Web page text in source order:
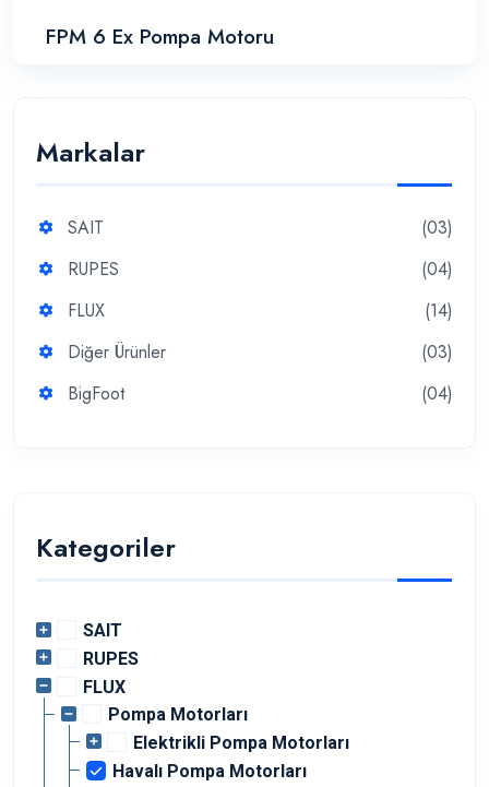
FPM 6 Ex Pompa Motoru
Markalar
SAIT
(03)
RUPES
(04)
FLUX
(14)
Diğer Ürünler
(03)
BigFoot
(04)
Kategoriler
SAIT
RUPES
FLUX
Pompa Motorları
Elektrikli Pompa Motorları
Havalı Pompa Motorları